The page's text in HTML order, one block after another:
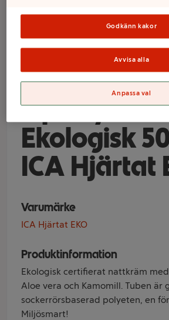
Nattkräm
Ekologisk
ICA Hjärtat
Varumärke
ICA Hjärtat EKO
Produktinformation
Ekologisk certifierat nattkräm
Aloe vera och Kamomill. Tuben är
sockerrörsbaserad polyeten, en
Miljösmart!
Godkänn kakor
Avvisa alla
Anpassa val